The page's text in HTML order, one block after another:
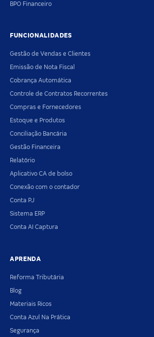
BPO Financeiro
FUNCIONALIDADES
Gestão de Vendas e Clientes
Emissão de Nota Fiscal
Cobrança Automática
Controle de Contratos Recorrentes
Compras e Fornecedores
Estoque e Produtos
Conciliação Bancária
Gestão Financeira
Relatório
Aplicativo CA de bolso
Conexão com o contador
Conta PJ
Sistema ERP
Conta AI Captura
APRENDA
Reforma Tributária
Blog
Materiais Ricos
Conta Azul Na Prática
Segurança